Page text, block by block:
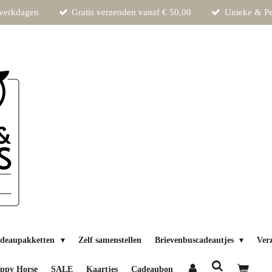
Gratis verzenden vanaf € 50,00 Unieke &
Zelf samenstellen Brievenbuscadeautjes
Horse SALE Kaartjes Cadeaubon